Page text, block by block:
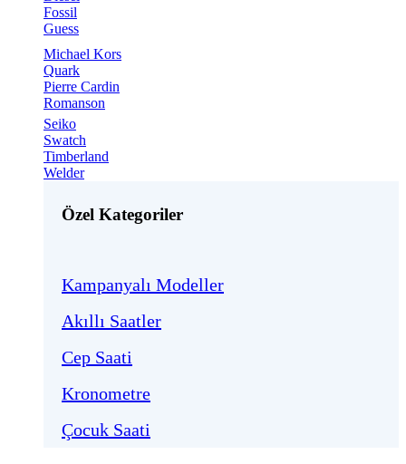
Fossil
Guess
Michael Kors
Quark
Pierre Cardin
Romanson
Seiko
Swatch
Timberland
Welder
Özel Kategoriler
Kampanyalı Modeller
Akıllı Saatler
Cep Saati
Kronometre
Çocuk Saati